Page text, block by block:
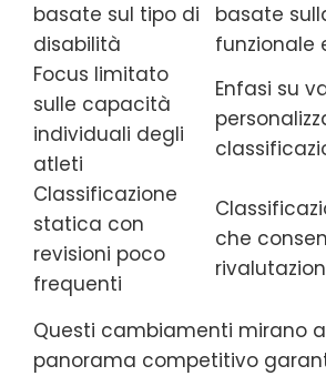
basate sul tipo di
disabilità
basate
funzionale
Focus limitato
sulle capacità
individuali degli
atleti
Enfasi su
Classificazione
statica con
revisioni poco
frequenti
che
Questi cambiamenti mirano
panorama competitivo